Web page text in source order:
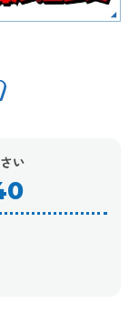
い